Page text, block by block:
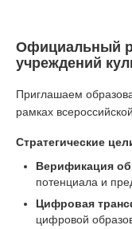
Официальный
учреждений
Приглашаем
рамках
Стратегические
Верификация
потенциала и
Цифровая
цифровой